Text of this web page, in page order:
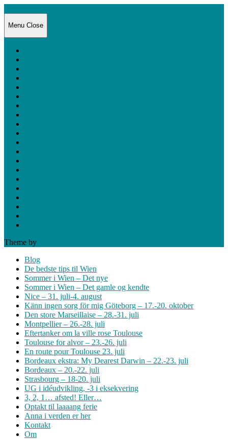
Menu Close
Theme by
Blog
De bedste tips til Wien
Sommer i Wien – Det nye
Sommer i Wien – Det gamle og kendte
Nice – 31. juli-4. august
Känn ingen sorg för mig Göteborg – 17.-20. oktober
Den store Marseillaise – 28.-31. juli
Montpellier – 26.-28. juli
Eftertanker om la ville rose Toulouse
Toulouse for alvor – 23.-26. juli
En route pour Toulouse 23. juli
Bordeaux ekstra: My Dearest Darwin – 22.-23. juli
Bordeaux – 20.-22. juli
Strasbourg – 18-20. juli
UG i idéudvikling, -3 i eksekvering
3, 2, 1… afsted! Eller…
Optakt til laaaang ferie
Anna i verden er her
Kontakt
Om